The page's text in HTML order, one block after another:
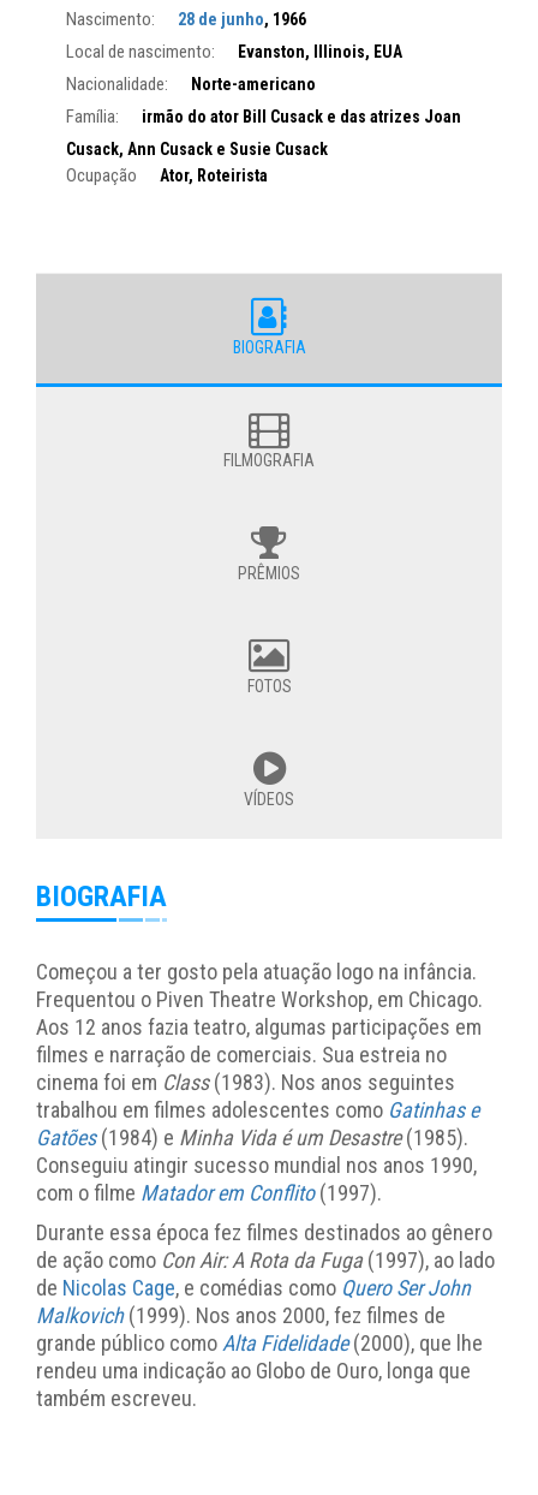
Nascimento: 28 de junho, 1966
Local de nascimento: Evanston, Illinois, EUA
Nacionalidade: Norte-americano
Família:
irmão do ator Bill Cusack e das atrizes Joan
Cusack, Ann Cusack e Susie Cusack
Ocupação Ator, Roteirista
BIOGRAFIA
FILMOGRAFIA
PRÊMIOS
FOTOS
VÍDEOS
BIOGRAFIA
Começou a ter gosto pela atuação logo na infância.
Frequentou o Piven Theatre Workshop, em Chicago.
Aos 12 anos fazia teatro, algumas participações em
filmes e narração de comerciais. Sua estreia no
cinema foi em Class(1983). Nos anos seguintes
trabalhou em filmes adolescentes como Gatinhas e
Gatões(1984) e Minha Vida é um Desastre(1985).
Conseguiu atingir sucesso mundial nos anos 1990,
com o filme Matador em Conflito(1997).
Durante essa época fez filmes destinados ao gênero
de ação como Con Air: A Rota da Fuga(1997), ao lado
de Nicolas Cage, e comédias como Quero Ser John
Malkovich(1999). Nos anos 2000, fez filmes de
grande público comoAlta Fidelidade(2000), que lhe
rendeu uma indicação ao Globo de Ouro, longa que
também escreveu.